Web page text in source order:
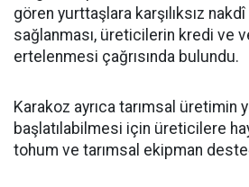
gören yurttaşlara karşılıksız
sağlanması, üreticilerin kredi ve
ertelenmesi çağrısında bulundu.
Karakoz ayrıca tarımsal üretimin
başlatılabilmesi için üreticilere
tohum ve tarımsal ekipman